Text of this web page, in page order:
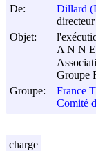
De:
Dillard
Objet:
A N N
Groupe
Groupe:
France
Comité
charge